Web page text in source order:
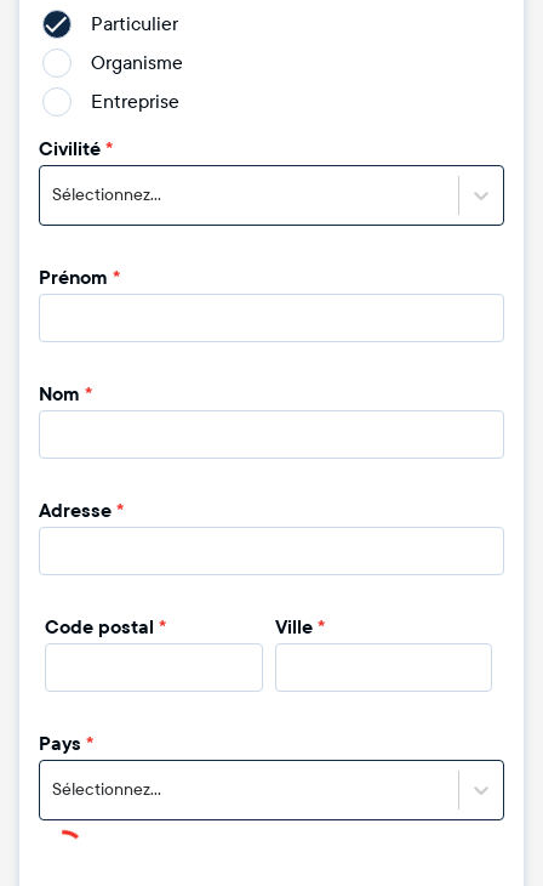
Particulier
Organisme
Entreprise
Civilité*
Sélectionnez...
Prénom *
Nom *
Adresse*
Code postal * Ville *
Pays *
Sélectionnez...